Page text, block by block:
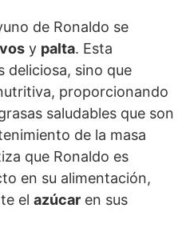
de Ronaldo se
y palta. Esta
deliciosa, sino que
proporcionando
saludables que son
de la masa
que Ronaldo es
en su alimentación,
el azúcar en sus